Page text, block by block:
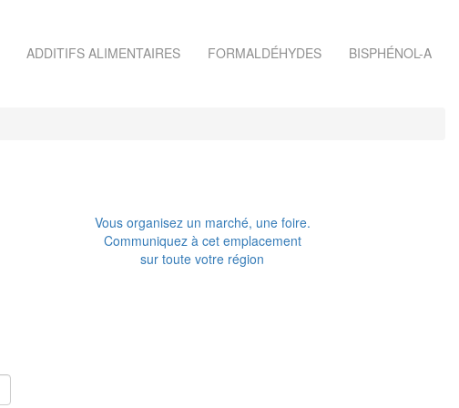
ADDITIFS ALIMENTAIRES FORMALDÉHYDES BISPHÉNOL-A
Vous organisez un marché, une foire.
Communiquez à cet emplacement
sur toute votre région